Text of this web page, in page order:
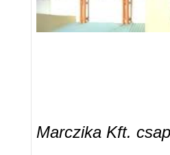
Marczika Kft.